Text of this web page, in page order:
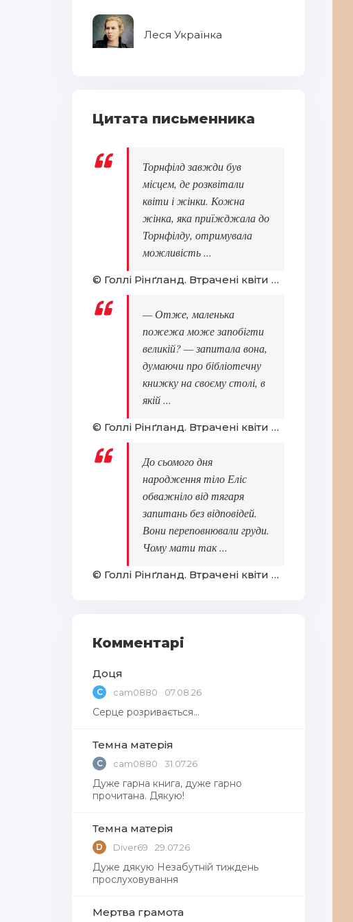
Леся Українка
Цитата письменника
Торнфілд завжди був
місцем, де розквітали
квіти і жінки. Кожна
жінка, яка приїжджала до
Торнфілду, отримувала
можливість ...
© Голлі Рінґланд. Втрачені квіти Еліс Гарт
— Отже, маленька
пожежа може запобігти
великій? — запитала вона,
думаючи про бібліотечну
книжку на своєму столі, в
якій ...
© Голлі Рінґланд. Втрачені квіти Еліс Гарт
До сьомого дня
народження тіло Еліс
обважніло від тягаря
запитань без відповідей.
Вони переповнювали груди.
Чому мати так ...
© Голлі Рінґланд. Втрачені квіти Еліс Гарт
Комментарі
Доця
C cam0880 07.08.26
Серце розривається…
Темна матерія
C cam0880 31.07.26
Дуже гарна книга, дуже гарно
прочитана. Дякую!
Темна матерія
D Diver69 29.07.26
Дуже дякую Незабутній тиждень
прослуховування
Мертва грамота